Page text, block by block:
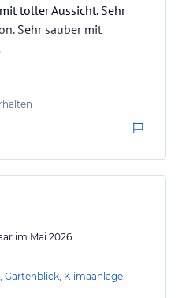
toller Aussicht. Sehr
Sehr sauber mit
im Mai 2026
Klimaanlage,